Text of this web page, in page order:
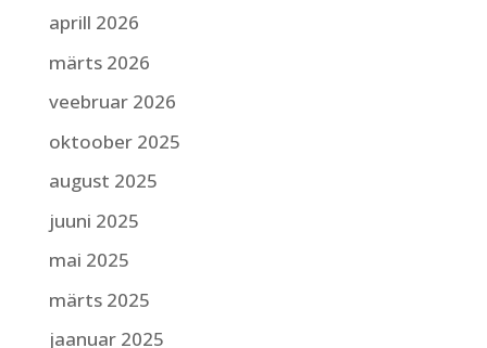
aprill 2026
märts 2026
veebruar 2026
oktoober 2025
august 2025
juuni 2025
mai 2025
märts 2025
jaanuar 2025